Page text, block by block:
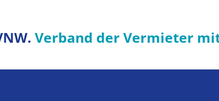
Verband der Vermieter